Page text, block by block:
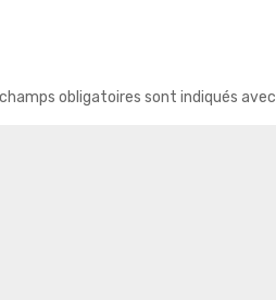
obligatoires sont indiqués avec